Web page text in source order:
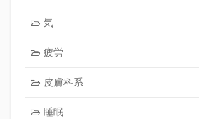
気
疲労
皮膚科系
睡眠